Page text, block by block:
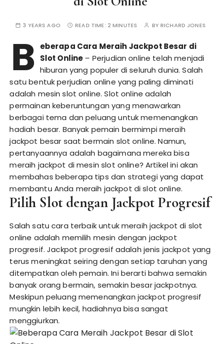
3 YEARS AGO READ TIME: 2 MINUTES BYRICHARD JONES
B
eberapa Cara Meraih Jackpot Besar di
Slot Online – Perjudian online telah menjadi
hiburan yang populer di seluruh dunia. Salah
satu bentuk perjudian online yang paling diminati
adalah mesin slot online. Slot online adalah
permainan keberuntungan yang menawarkan
berbagai tema dan peluang untuk memenangkan
hadiah besar. Banyak pemain bermimpi meraih
jackpot besar saat bermain slot online. Namun,
pertanyaannya adalah bagaimana mereka bisa
meraih jackpot di mesin slot online? Artikel ini akan
membahas beberapa tips dan strategi yang dapat
membantu Anda meraih jackpot di slot online.
Pilih Slot dengan Jackpot Progresif
Salah satu cara terbaik untuk meraih jackpot di slot
online adalah memilih mesin dengan jackpot
progresif. Jackpot progresif adalah jenis jackpot yang
terus meningkat seiring dengan setiap taruhan yang
ditempatkan oleh pemain. Ini berarti bahwa semakin
banyak orang bermain, semakin besar jackpotnya.
Meskipun peluang memenangkan jackpot progresif
mungkin lebih kecil, hadiahnya bisa sangat
menggiurkan.